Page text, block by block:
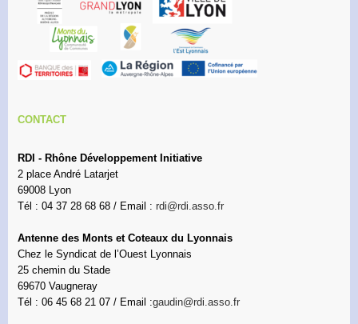
CONTACT
RDI - Rhône Développement Initiative
2 place André Latarjet
69008 Lyon
Tél : 04 37 28 68 68 / Email : rdi@rdi.asso.fr
Antenne des Monts et Coteaux du Lyonnais
Chez le Syndicat de l’Ouest Lyonnais
25 chemin du Stade
69670 Vaugneray
Tél : 06 45 68 21 07 / Email :gaudin@rdi.asso.fr